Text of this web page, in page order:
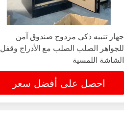
جهاز تنبيه ذكي مزدوج صندوق آمن
للجواهر الصلب الصلب مع الأدراج وقفل
الشاشة اللمسية
احصل على أفضل سعر